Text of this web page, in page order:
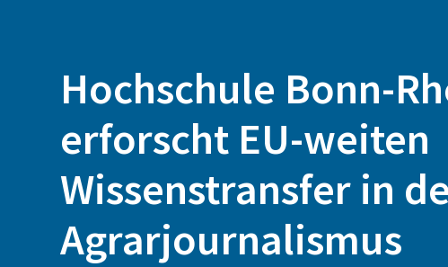
Hochschule Bonn-
erforscht EU-weiten
Wissenstransfer in
Agrarjournalismus